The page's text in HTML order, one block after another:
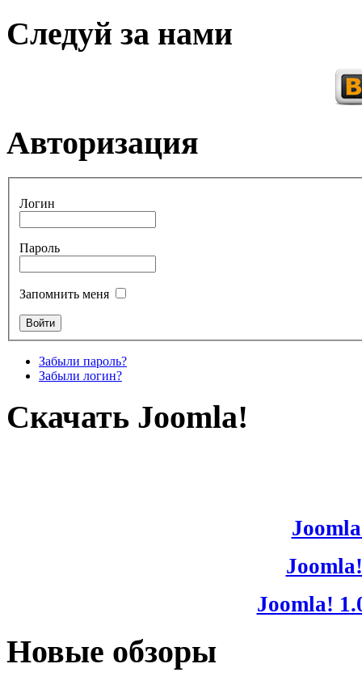
Следуй за нами
Авторизация
Логин
Пароль
Запомнить меня
Забыли пароль?
Забыли логин?
Скачать Joomla!
Joomla!
Новые обзоры